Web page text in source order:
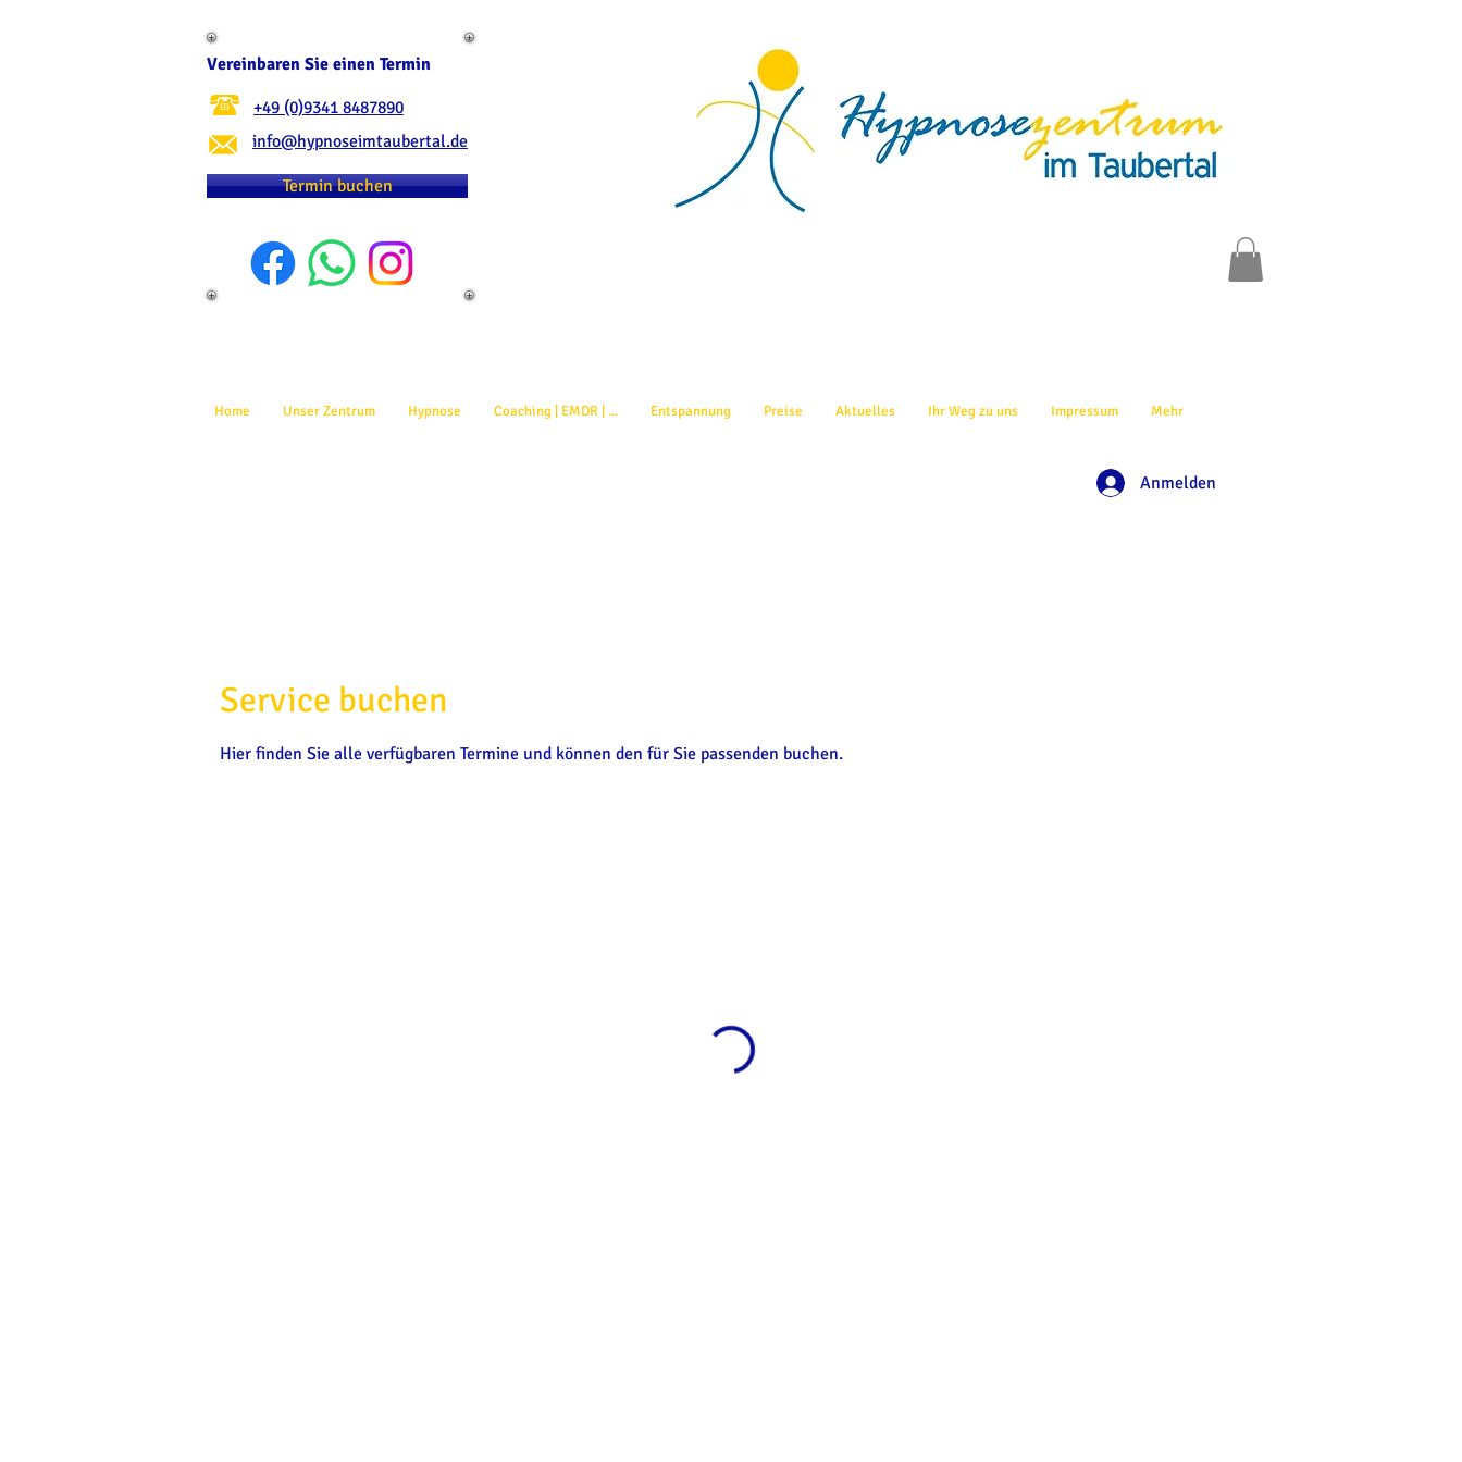
+49 (0)9341 8487890
info@hypnoseimtaubertal.de
Termin buchen
Vereinbaren Sie einen Termin
Home Unser Zentrum Hypnose Coaching | EMDR | ... Entspannung Preise Aktuelles Ihr Weg zu uns Impressum Mehr
Anmelden
Service buchen
Hier finden Sie alle verfügbaren Termine und können den für Sie passenden buchen.